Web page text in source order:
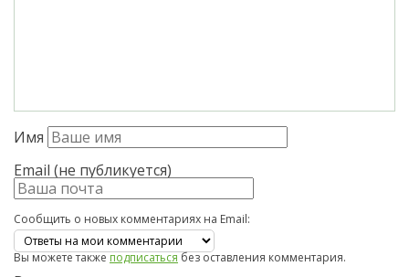
Имя
Email (не публикуется)
Сообщить о новых комментариях на Email:
Вы можете такжеподписатьсябез оставления комментария.